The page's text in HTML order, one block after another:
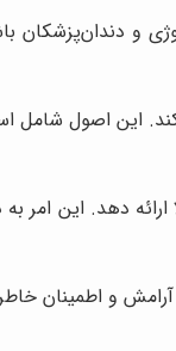
این اصول شامل
دهد. این امر
و اطمینان خاطر